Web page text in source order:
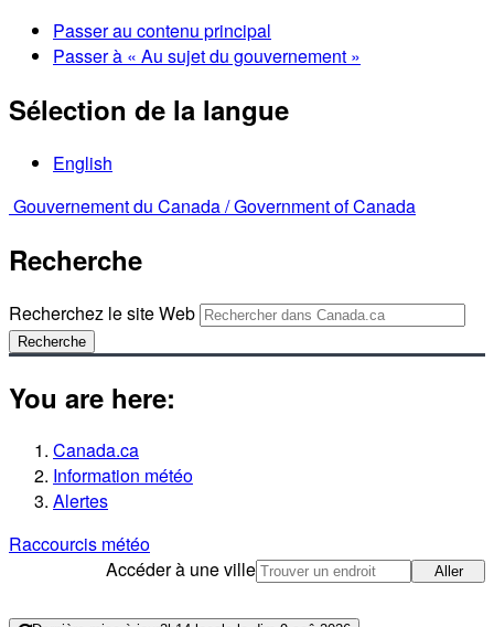
Passer au contenu principal
Passer à « Au sujet du gouvernement »
Sélection de la langue
English
Gouvernement du Canada /Government of Canada
Recherche
Recherchez le site Web
Recherche
You are here:
Canada.ca
Information météo
Alertes
Raccourcis météo
Accéder à une ville
Aller